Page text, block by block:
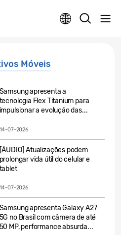
Móveis
Samsung apresenta a
tecnologia Flex Titanium para
impulsionar a evolução das...
14-07-2026
[ÁUDIO] Atualizações podem
prolongar vida útil do celular e
tablet
14-07-2026
Samsung apresenta Galaxy A27
5G no Brasil com câmera de até
50 MP, performance absurda...